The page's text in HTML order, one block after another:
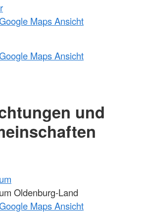
Maps Ansicht
Maps Ansicht
und
Oldenburg-Land
Maps Ansicht